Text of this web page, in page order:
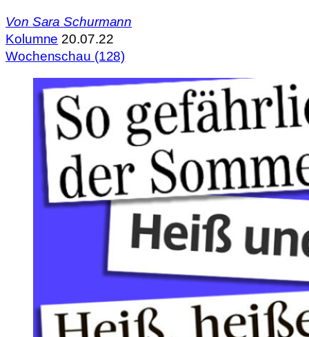
Von Sara Schurmann
Kolumne 20.07.22
Wochenschau (128)